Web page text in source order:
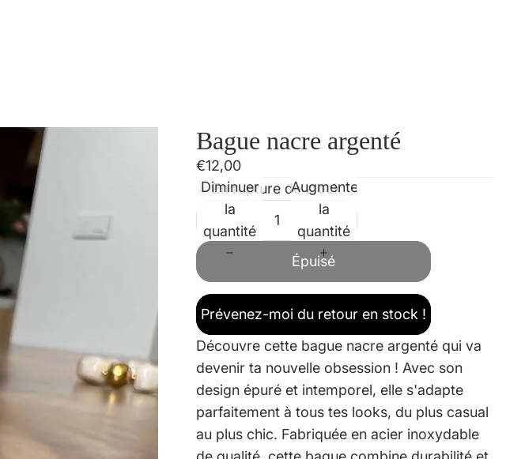
Bague nacre argenté
€12,00
En rupture de stock
Diminuer
la
quantité
Augmenter
la
quantité
Épuisé
Prévenez-moi du retour en stock !
Découvre cette bague nacre argenté qui va
devenir ta nouvelle obsession ! Avec son
design épuré et intemporel, elle s'adapte
parfaitement à tous tes looks, du plus casual
au plus chic. Fabriquée en acier inoxydable